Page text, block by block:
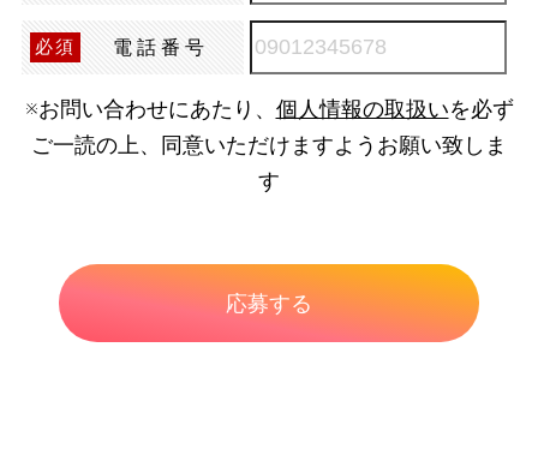
必須 電話番号
※お問い合わせにあたり、 個人情報の取扱いを必ず
ご一読の上、同意いただけますようお願い致しま
す